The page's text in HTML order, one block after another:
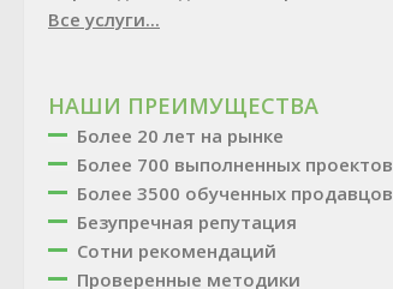
Все услуги...
НАШИ ПРЕИМУЩЕСТВА
Более 20 лет на рынке
Более 700 выполненных проектов
Более 3500 обученных продавцов
Безупречная репутация
Сотни рекомендаций
Проверенные методики